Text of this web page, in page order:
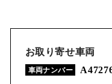
お取り寄せ車両
車両ナンバー